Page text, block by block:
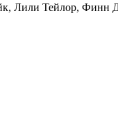
Лили Тейлор,